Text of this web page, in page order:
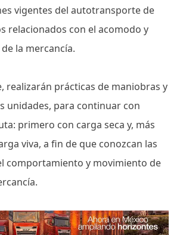
vigentes del autotransporte de
relacionados con el acomodo y
la mercancía.
realizarán prácticas de maniobras y
unidades, para continuar con
primero con carga seca y, más
viva, a fin de que conozcan las
comportamiento y movimiento de